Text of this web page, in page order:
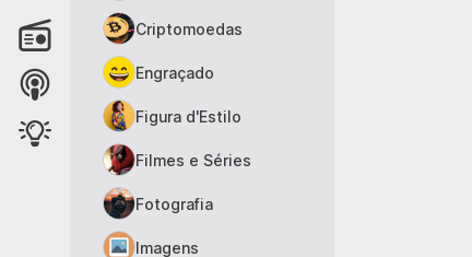
Criptomoedas
Engraçado
Figura d'Estilo
Filmes e Séries
Fotografia
Imagens